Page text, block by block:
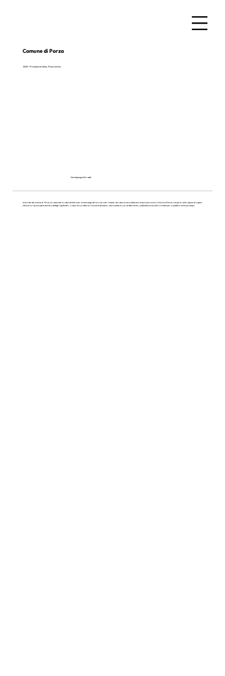
Comune di Porza
2023 - Produzione video, Panoramico
Homepage sito web
Incaricato dal comune di Porza, ho realizzato un video distintivo per la home page del loro sito web. L'intento del video era di evidenziare la posizione unica e il fascino di Porza, una perla nella regione di Lugano.
Attraverso riprese panoramiche e dettagli significativi, il video mira a catturare l'essenza del paese, valorizzando le sue caratteristiche, rendendole accessibili e invitanti per un pubblico online più ampio.